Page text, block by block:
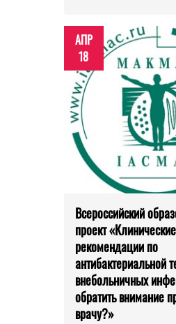
АПР
18
Всероссийский
проект «Клинические
рекомендации по
антибактериальной
внебольничных
обратить внимание
врачу?»